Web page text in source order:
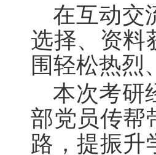
在互动交
选择、资料
围轻松热烈
本次考研
部党员传帮
路，提振升